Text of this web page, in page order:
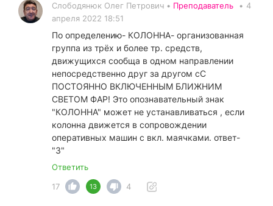
Слободянюк Олег Петрович • Преподаватель • 4
апреля 2022 18:51
По определению- КОЛОННА- организованная
группа из трёх и более тр. средств,
движущихся сообща в одном направлении
непосредственно друг за другом сС
ПОСТОЯННО ВКЛЮЧЕННЫМ БЛИЖНИМ
СВЕТОМ ФАР! Это опознавательный знак
"КОЛОННА" может не устанавливаться , если
колонна движется в сопровождении
оперативных машин с вкл. маячками. ответ-
"3"
Ответить
17
13 4